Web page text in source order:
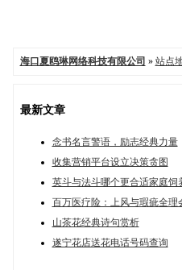
海口夏鸥琳网络科技有限公司 » 站点
最新文章
念书名言警语，励志经典力量
收集营销平台设立决策贪图
英斗与法斗哪个更合适家庭饲
百万医疗险：上风与瑕疵全理
山茶花经典诗句赏析
遂宁花店送花电话号码查询